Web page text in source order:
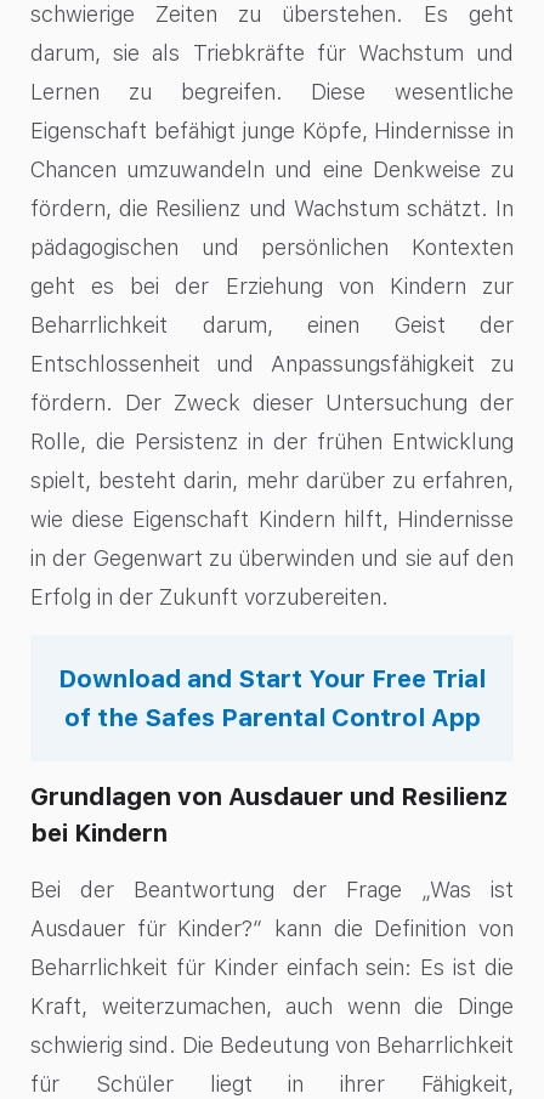
schwierige Zeiten zu überstehen. Es geht
darum, sie als Triebkräfte für Wachstum und
Lernen zu begreifen. Diese wesentliche
Eigenschaft befähigt junge Köpfe, Hindernisse in
Chancen umzuwandeln und eine Denkweise zu
fördern, die Resilienz und Wachstum schätzt. In
pädagogischen und persönlichen Kontexten
geht es bei der Erziehung von Kindern zur
Beharrlichkeit darum, einen Geist der
Entschlossenheit und Anpassungsfähigkeit zu
fördern. Der Zweck dieser Untersuchung der
Rolle, die Persistenz in der frühen Entwicklung
spielt, besteht darin, mehr darüber zu erfahren,
wie diese Eigenschaft Kindern hilft, Hindernisse
in der Gegenwart zu überwinden und sie auf den
Erfolg in der Zukunft vorzubereiten.
Download and Start Your Free Trial
of the Safes Parental Control App
Grundlagen von Ausdauer und Resilienz
bei Kindern
Bei der Beantwortung der Frage „Was ist
Ausdauer für Kinder?“ kann die Definition von
Beharrlichkeit für Kinder einfach sein: Es ist die
Kraft, weiterzumachen, auch wenn die Dinge
schwierig sind. Die Bedeutung von Beharrlichkeit
für Schüler liegt in ihrer Fähigkeit,